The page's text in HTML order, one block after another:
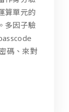
算單元的
多因子驗
碼、來對